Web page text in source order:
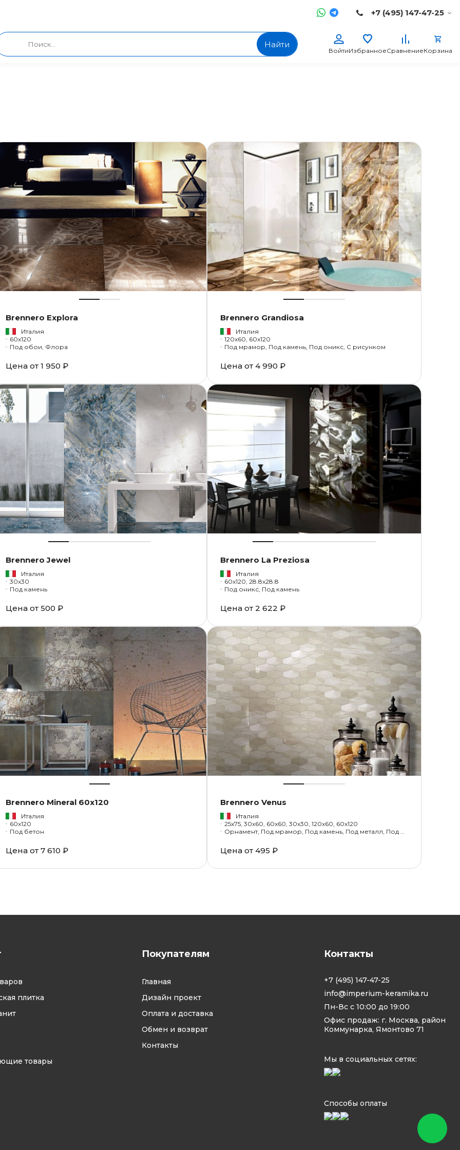
+7 (495) 147-47-25
Найти
ВойтиИзбранноеСравнениеКорзина
Brennero Explora
Италия
60x120
Под обои, Флора
Цена от 1 950 ₽
Brennero Grandiosa
Италия
120x60, 60x120
Под мрамор, Под камень, Под оникс, С рисунком
Цена от 4 990 ₽
Brennero Jewel
Италия
30x30
Под камень
Цена от 500 ₽
Brennero La Preziosa
Италия
60x120, 28.8x28.8
Под оникс, Под камень
Цена от 2 622 ₽
Brennero Mineral 60x120
Италия
60x120
Под бетон
Цена от 7 610 ₽
Brennero Venus
Италия
25x75, 30x60, 60x60, 30x30, 120x60, 60x120
Орнамент, Под мрамор, Под камень, Под металл, Под обои
Цена от 495 ₽
плитка
товары
Покупателям
Главная
Дизайн проект
Оплата и доставка
Обмен и возврат
Контакты
Контакты
+7 (495) 147-47-25
info@imperium-keramika.ru
Пн-Вс с 10:00 до 19:00
Офис продаж: г. Москва, район
Коммунарка, Ямонтово 71
Мы в социальных сетях:
Способы оплаты